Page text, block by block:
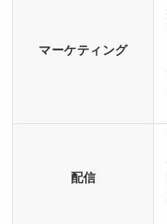
マーケティング
配信